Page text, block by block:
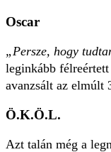
Oscar
„Persze, hogy
leginkább
avanzsált az elmúlt
Ö.K.Ö.L.
Azt talán még a